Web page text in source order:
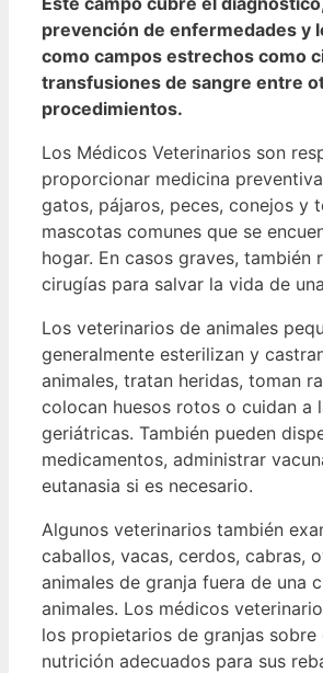
prevención de enfermedades y
como campos estrechos como
transfusiones de sangre entre
procedimientos.
Los Médicos Veterinarios son
proporcionar medicina
gatos, pájaros, peces, conejos y
mascotas comunes que se
hogar. En casos graves, también
cirugías para salvar la vida de
Los veterinarios de animales
generalmente esterilizan y
animales, tratan heridas, toman
colocan huesos rotos o cuidan a
geriátricas. También pueden
medicamentos, administrar
eutanasia si es necesario.
Algunos veterinarios también
caballos, vacas, cerdos, cabras,
animales de granja fuera de una
animales. Los médicos
los propietarios de granjas sobre
nutrición adecuados para sus